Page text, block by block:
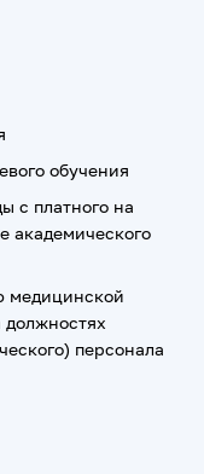
обучения
с платного на
академического
медицинской
должностях
персонала